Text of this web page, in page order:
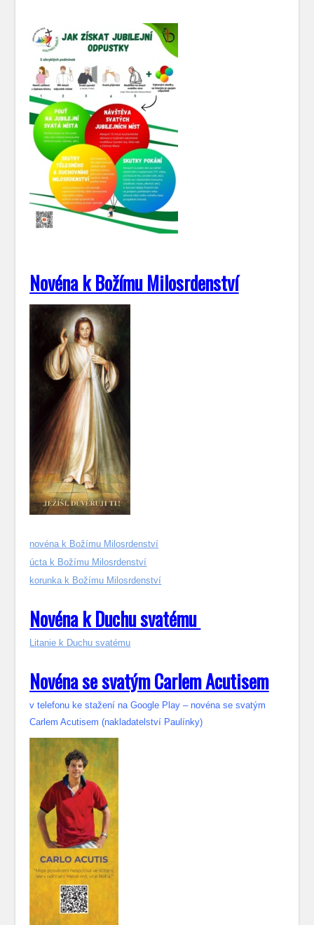
Novéna k Božímu Milosrdenství
novéna k Božímu Milosrdenství
úcta k Božímu Milosrdenství
korunka k Božímu Milosrdenství
Novéna k Duchu svatému
Litanie k Duchu svatému
Novéna se svatým Carlem Acutisem
v telefonu ke stažení na Google Play – novéna se svatým
Carlem Acutisem (nakladatelství Paulínky)